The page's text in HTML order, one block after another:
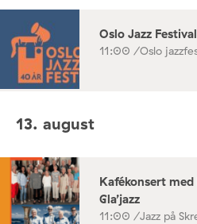
Oslo Jazz Festival
11:00 /Oslo
13. august
Kafékonsert med
Gla’jazz
11:00 /Jazz på